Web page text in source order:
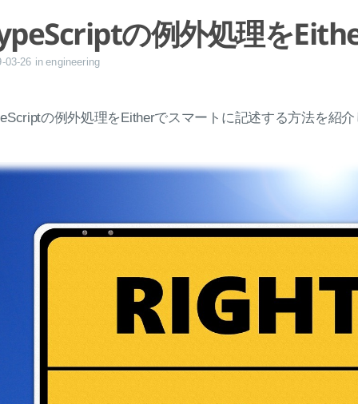
の例外処理を
03-26 in engineering
の例外処理をEitherでスマートに記述する方法を紹介